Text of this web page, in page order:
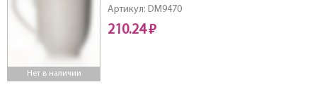
Нет в наличии
Артикул: DM9470
210.24 ₽